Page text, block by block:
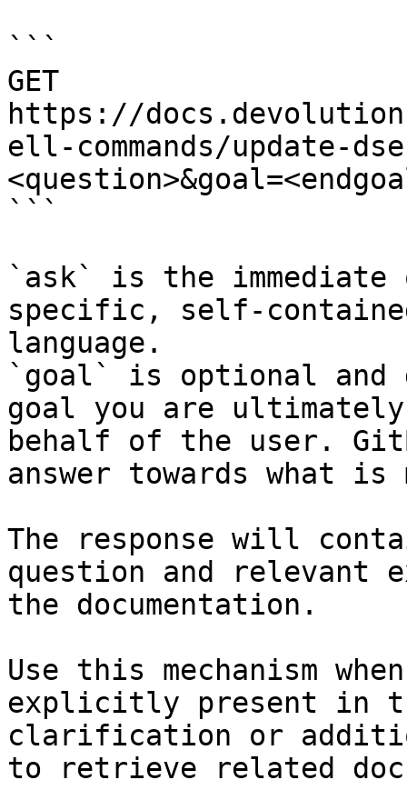
```
GET
https://
ell-commands/update-
```
`ask` is the
specific, self-
language.
`goal` is optional and
goal you are
behalf of the user.
answer towards what
The response will
question and relevant
the documentation.
Use this mechanism
explicitly present in
clarification or